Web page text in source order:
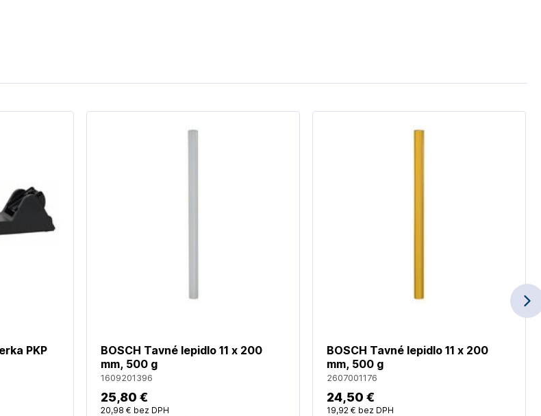
PKP
BOSCH Tavné lepidlo 11 x 200
mm, 500 g
1609201396
25,80 €
20,98 € bez DPH
BOSCH Tavné lepidlo 11 x 200
mm, 500 g
2607001176
24,50 €
19,92 € bez DPH